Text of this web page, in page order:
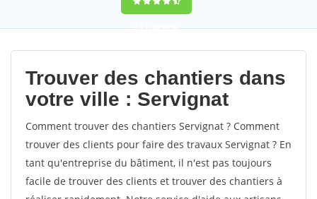
9,5(100%)42
votes
Trouver des chantiers dans
votre ville : Servignat
Comment trouver des chantiers Servignat ? Comment
trouver des clients pour faire des travaux Servignat ? En
tant qu'entreprise du bâtiment, il n'est pas toujours
facile de trouver des clients et trouver des chantiers à